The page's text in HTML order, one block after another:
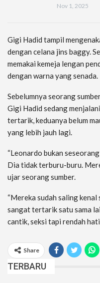
Nov 1, 2025
Gigi Hadid tampil
dengan celana jins baggy.
memakai kemeja lengan
dengan warna yang senada.
Sebelumnya seorang
Gigi Hadid sedang
tertarik, keduanya belum
yang lebih jauh lagi.
“Leonardo bukan
Dia tidak terburu-buru.
ujar seorang sumber.
“Mereka sudah saling
sangat tertarik satu sama
cantik, seksi tapi rendah
Share
TERBARU